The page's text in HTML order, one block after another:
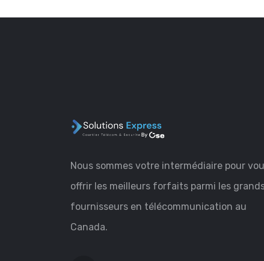
Nous sommes votre intermédiaire pour
offrir les meilleurs forfaits parmi les
fournisseurs en télécommunication au
Canada.